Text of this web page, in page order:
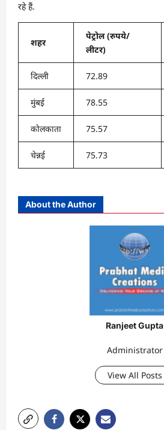
रहे हैं.
शहर
पेट्रोल (रुपये/
लीटर)
दिल्ली 72.89
मुंबई 78.55
कोलकाता 75.57
चेन्नई 75.73
About the Author
Ranjeet Gupta
Administrator
View All Posts